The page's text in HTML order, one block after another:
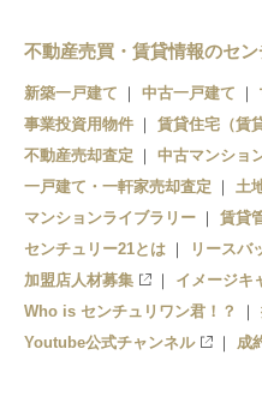
荻窪
不動産売買・賃貸情報のセ
新築一戸建て 中古一戸建て
事業投資用物件
賃貸住宅（賃
不動産売却査定
中古マンショ
一戸建て・一軒家売却査定
土
マンションライブラリー
賃貸
センチュリー21とは
リースバ
加盟店人材募集
イメージキ
Who is センチュリワン君！？
Youtube公式チャンネル
成